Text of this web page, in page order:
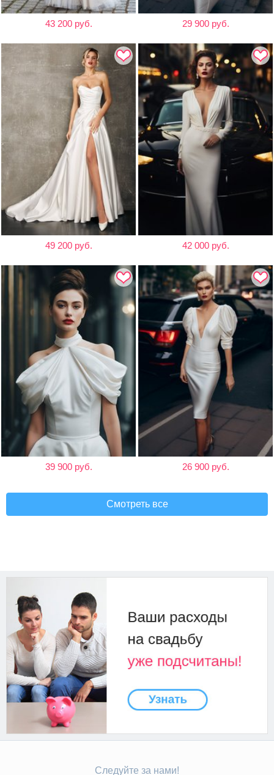
43 200 руб. 29 900 руб.
49 200 руб. 42 000 руб.
39 900 руб. 26 900 руб.
Смотреть все
Следуйте за нами!